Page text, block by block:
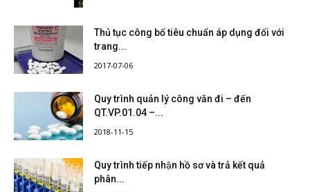
Thủ tục công bố tiêu chuẩn áp dụng đối với
trang...
2017-07-06
Quy trình quản lý công văn đi – đến
QT.VP.01.04 –...
2018-11-15
Quy trình tiếp nhận hồ sơ và trả kết quả
phân...